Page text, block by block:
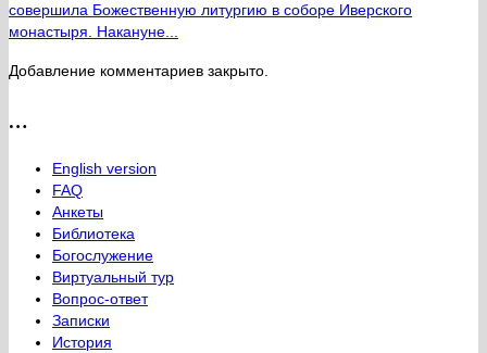
совершила Божественную литургию в соборе Иверского
монастыря. Накануне...
Добавление комментариев закрыто.
…
English version
FAQ
Анкеты
Библиотека
Богослужение
Виртуальный тур
Вопрос-ответ
Записки
История